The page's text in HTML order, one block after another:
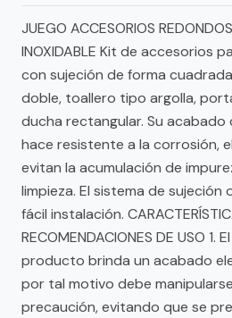
JUEGO ACCESORIOS
INOXIDABLE Kit de accesorios
con sujeción de forma
doble, toallero tipo argolla,
ducha rectangular. Su
hace resistente a la corrosión,
evitan la acumulación de
limpieza. El sistema de
fácil instalación.
RECOMENDACIONES DE USO 1.
producto brinda un acabado
por tal motivo debe
precaución, evitando que se